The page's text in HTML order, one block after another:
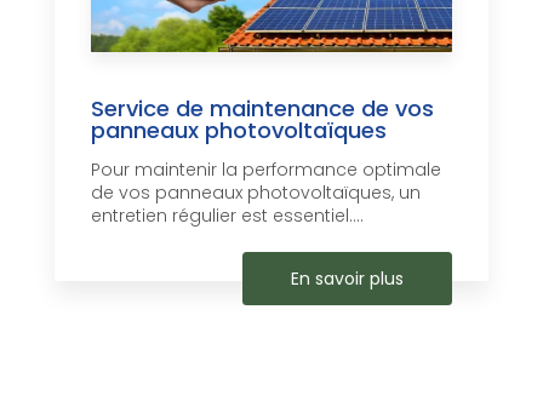
Service de maintenance de vos
panneaux photovoltaïques
Pour maintenir la performance optimale
de vos panneaux photovoltaïques, un
entretien régulier est essentiel....
En savoir plus